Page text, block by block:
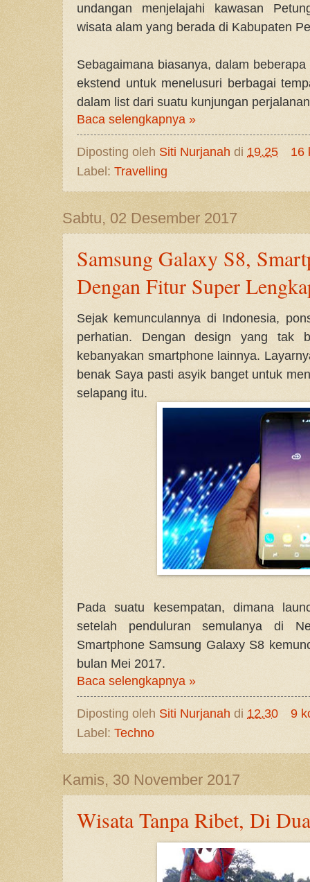
undangan menjelajahi kawasan
wisata alam yang berada di Kabupaten
Sebagaimana biasanya, dalam
ekstend untuk menelusuri berbagai
dalam list dari suatu kunjungan
Baca selengkapnya »
Diposting oleh Siti Nurjanah di 19.25
16
Label: Travelling
Sabtu, 02 Desember 2017
Samsung Galaxy S8,
Dengan Fitur Super
Sejak kemunculannya di Indonesia,
perhatian. Dengan design yang tak
kebanyakan smartphone lainnya.
benak Saya pasti asyik banget untuk
selapang itu.
Pada suatu kesempatan, dimana
setelah penduluran semulanya di
Smartphone Samsung Galaxy S8
bulan Mei 2017.
Baca selengkapnya »
Diposting oleh Siti Nurjanah di 12.30
9
Label: Techno
Kamis, 30 November 2017
Wisata Tanpa Ribet, Di